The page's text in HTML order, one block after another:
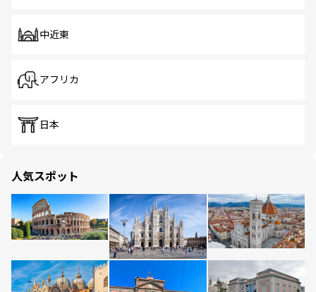
中近東
アフリカ
日本
人気スポット